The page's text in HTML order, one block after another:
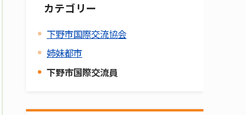
カテゴリー
下野市国際交流協会
姉妹都市
下野市国際交流員